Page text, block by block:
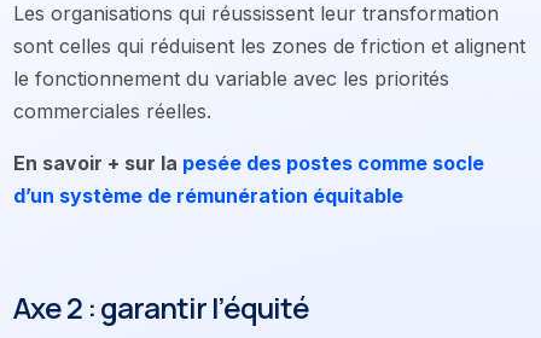
Les organisations qui réussissent leur transformation
sont celles qui réduisent les zones de friction et alignent
le fonctionnement du variable avec les priorités
commerciales réelles.
En savoir + sur la pesée des postes comme socle
d’un système de rémunération équitable
Axe 2 : garantir l’équité